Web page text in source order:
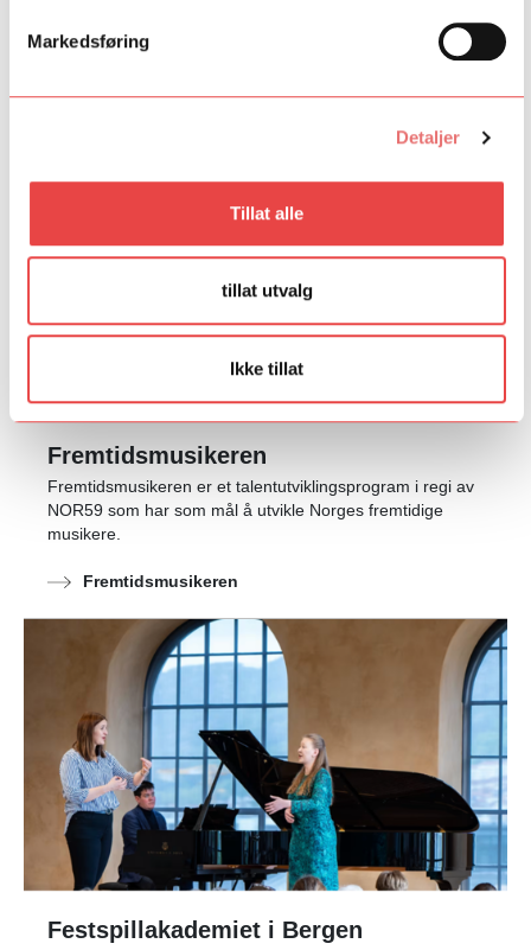
Markedsføring
Detaljer
Tillat alle
tillat utvalg
Ikke tillat
musikere og sangere som ønsker å arbeide
Fremtidsmusikeren
Fremtidsmusikeren er et talentutviklingsprogram i regi av
NOR59 som har som mål å utvikle Norges fremtidige
musikere.
Fremtidsmusikeren
Festspillakademiet i Bergen